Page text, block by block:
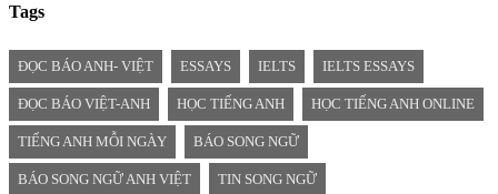
Tags
ĐỌC BÁO ANH- VIỆT ESSAYS IELTS IELTS ESSAYS
ĐỌC BÁO VIỆT-ANH HỌC TIẾNG ANH HỌC TIẾNG ANH ONLINE
TIẾNG ANH MỖI NGÀY BÁO SONG NGỮ
BÁO SONG NGỮ ANH VIỆT TIN SONG NGỮ